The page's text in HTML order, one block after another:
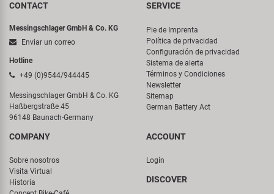
CONTACT
Messingschlager GmbH & Co. KG
Enviar un correo
Hotline
+49 (0)9544/944445
Messingschlager GmbH & Co. KG
Haßbergstraße 45
96148 Baunach-Germany
SERVICE
Pie de Imprenta
Política de privacidad
Configuración de privacidad
Sistema de alerta
Términos y Condiciones
Newsletter
Sitemap
German Battery Act
COMPANY
Sobre nosotros
Visita Virtual
Historia
ACCOUNT
Login
DISCOVER